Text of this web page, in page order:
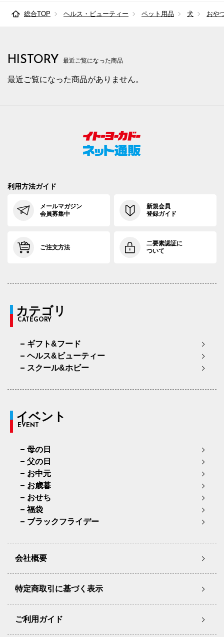
総合TOP ヘルス・ビューティー ペット用品 犬 おや
HISTORY 最近ご覧になった商品
最近ご覧になった商品がありません。
利用方法ガイド
メールマガジン
会員募集中
新規会員
登録ガイド
ご注文方法
二要素認証に
ついて
カテゴリ
CATEGORY
ギフト&フード
ヘルス&ビューティー
スクール&ホビー
イベント
EVENT
母の日
父の日
お中元
お歳暮
おせち
福袋
ブラックフライデー
会社概要
特定商取引に基づく表示
ご利用ガイド